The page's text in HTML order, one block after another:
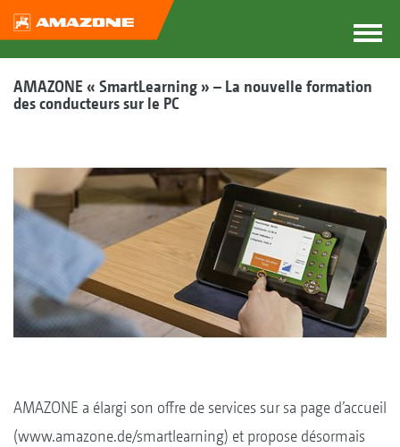
AMAZONE « SmartLearning » – La nouvelle formation
des conducteurs sur le PC
AMAZONE a élargi son offre de services sur sa page d’accueil
(www.amazone.de/smartlearning) et propose désormais